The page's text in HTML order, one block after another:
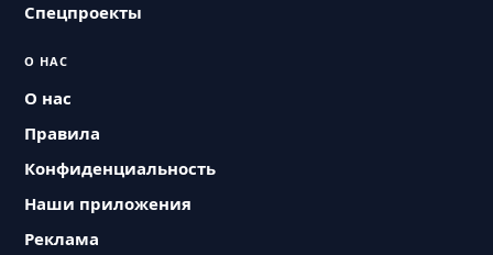
Спецпроекты
О НАС
О нас
Правила
Конфиденциальность
Наши приложения
Реклама